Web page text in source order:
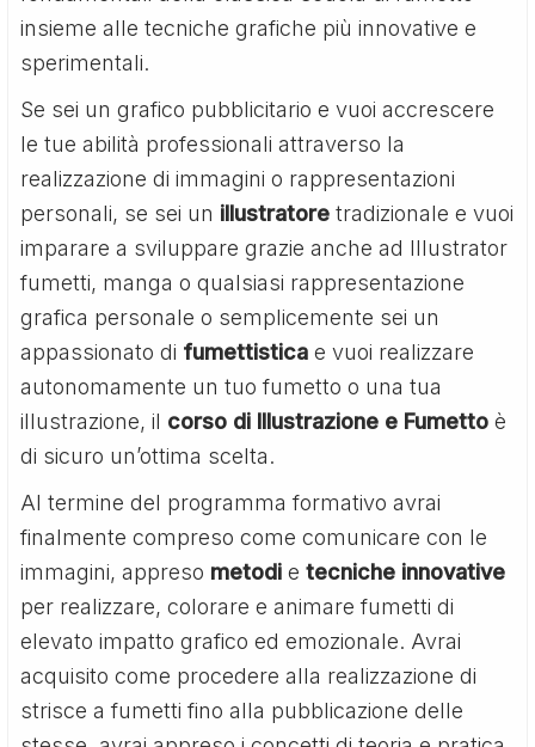
insieme alle tecniche grafiche più innovative e
sperimentali.
Se sei un grafico pubblicitario e vuoi accrescere
le tue abilità professionali attraverso la
realizzazione di immagini o rappresentazioni
personali, se sei un illustratore tradizionale e vuoi
imparare a sviluppare grazie anche ad Illustrator
fumetti, manga o qualsiasi rappresentazione
grafica personale o semplicemente sei un
appassionato di fumettistica e vuoi realizzare
autonomamente un tuo fumetto o una tua
illustrazione, il corso di Illustrazione e Fumetto è
di sicuro un’ottima scelta.
Al termine del programma formativo avrai
finalmente compreso come comunicare con le
immagini, appreso metodi etecniche innovative
per realizzare, colorare e animare fumetti di
elevato impatto grafico ed emozionale. Avrai
acquisito come procedere alla realizzazione di
strisce a fumetti fino alla pubblicazione delle